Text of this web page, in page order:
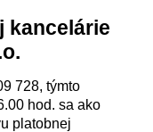
kancelárie
728, týmto
hod. sa ako
platobnej